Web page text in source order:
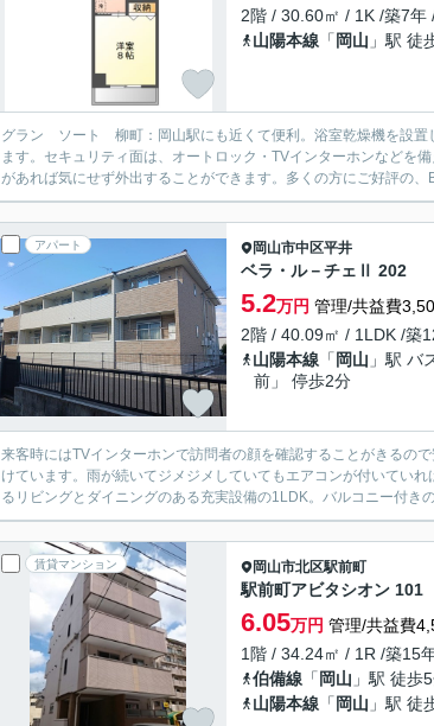
2階 / 30.60㎡ / 1K /築7年
山陽本線 「 岡山 」駅 徒
グラン ソート 柳町：岡山駅にも近くて便利。浴室乾燥機を設置
ます。セキュリティ面は、オートロック・TVインターホンなどを
があれば気にせず外出することができます。多くの方にご好評の
アパート 岡山市中区平井
ベラ・ル－チェⅡ 202
5.2万円 管理/共益費
2階 / 40.09㎡ / 1LDK /築
山陽本線 「 岡山 」駅 バ
前」 停歩2分
来客時にはTVインターホンで訪問者の顔を確認することがきるの
けています。雨が続いてジメジメしていてもエアコンが付いてい
るリビングとダイニングのある充実設備の1LDK。バルコニー付き
賃貸マンション 岡山市北区駅前町
駅前町アビタシオン 101
6.05万円 管理/共益費
1階 / 34.24㎡ / 1R /築15
伯備線 「 岡山 」駅 徒歩
山陽本線 「 岡山 」駅 徒